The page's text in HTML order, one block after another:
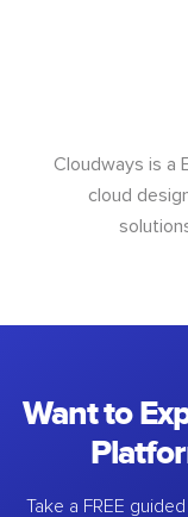
Cloudways is a
cloud
Want to
Take a FREE